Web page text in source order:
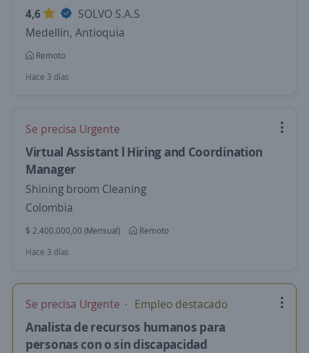
4,6
SOLVO S.A.S
Medellín, Antioquia
Remoto
Hace 3 días
Se precisa Urgente
Virtual Assistant l Hiring and Coordination
Manager
Shining broom Cleaning
Colombia
$ 2.400.000,00 (Mensual)
Remoto
Hace 3 días
Se precisa Urgente Empleo destacado
Analista de recursos humanos para
personas con o sin discapacidad